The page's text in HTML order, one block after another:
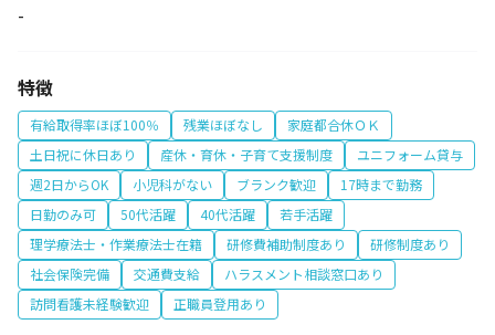
-
特徴
有給取得率ほぼ100％ 残業ほぼなし
家庭都合休ＯＫ
土日祝に休日あり
産休・育休・子育て支援制度
ユニフォーム貸与
週2日からOK
小児科がない ブランク歓迎
17時まで勤務
日勤のみ可
50代活躍 40代活躍
若手活躍
理学療法士・作業療法士在籍
研修費補助制度あり
研修制度あり
社会保険完備
交通費支給
ハラスメント相談窓口あり
訪問看護未経験歓迎
正職員登用あり